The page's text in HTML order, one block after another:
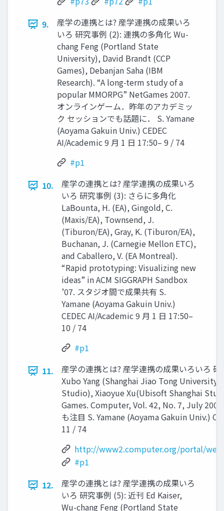
9.
産学の連携とは? 産学連携の成果いろ
いろ 研究事例 (2): 連携の多角化 Wu-
chang Feng (Portland State
University), David Brandt (CCP
Games), Debanjan Saha (IBM
Research). “A long-term study of a
popular MMORPG” NetGames 2007.
オンラインゲーム．昨年のアカデミッ
ク セッションでも話題に． S. Yamane
(Aoyama Gakuin Univ.) CEDEC
AI/Academic 9 月 1 日 17:50– 9 / 74
#p1
10.
産学の連携とは? 産学連携の成果いろ
いろ 研究事例 (3): さらに多角化
LaBounta, H. (EA), Gingold, C.
(Maxis/EA), Townsend, J.
(Tiburon/EA), Gray, K. (Tiburon/EA),
Buchanan, J. (Carnegie Mellon ETC),
and Caballero, V. (EA Montreal).
“Rapid prototyping: Visualizing new
ideas” in ACM SIGGRAPH Sandbox
’07. スタジオ間で成果共有 S.
Yamane (Aoyama Gakuin Univ.)
CEDEC AI/Academic 9 月 1 日 17:50–
10 / 74
#p1
11.
産学の連携とは? 産学連携の成果いろいろ
Xubo Yang (Shanghai Jiao Tong
Studio), Xiaoyue Xu(Ubisoft Shanghai
Games. Computer, Vol. 42, No. 7, July
も注目 S. Yamane (Aoyama Gakuin Univ.)
11 / 74
http://www2.computer.org/portal/
#p1
12.
産学の連携とは? 産学連携の成果いろ
いろ 研究事例 (5): 近刊 Ed Kaiser,
Wu-chang Feng (Portland State